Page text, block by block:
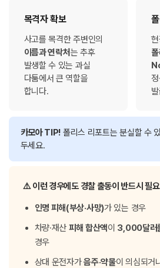
목격자 확보
사고를 목격한 주변인의
이름과 연락처는 추후
발생할 수 있는 과실
다툼에서 큰 역할을
합니다.
카모아 TIP! 폴리스 리포트는 분실할 수
두세요.
⚠️ 이런 경우에도 경찰 출동이 반드시 필
인명 피해(부상·사망)가 있는 경우
차량·재산 피해 합산액이 3,000달러
경우
상대 운전자가음주·약물이 의심되거